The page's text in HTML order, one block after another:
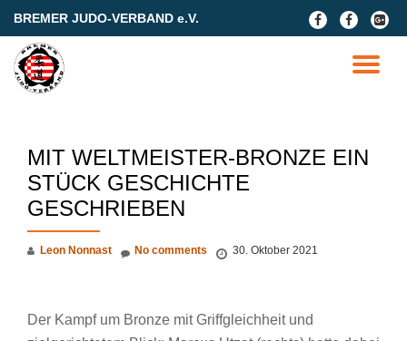
content
BREMER JUDO-VERBAND e.V.
fa-
facebook
fa-
facebook
fa-
google-
plus-
square
MIT WELTMEISTER-BRONZE EIN
STÜCK GESCHICHTE
GESCHRIEBEN
Leon Nonnast 30. Oktober 2021
No comments
Der Kampf um Bronze mit Griffgleichheit und